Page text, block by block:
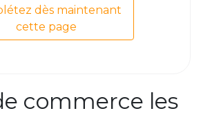
dès maintenant
cette page
commerce les